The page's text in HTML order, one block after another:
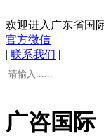
欢迎进入广东省国
官方微信
| 联系我们 | |
广咨国际